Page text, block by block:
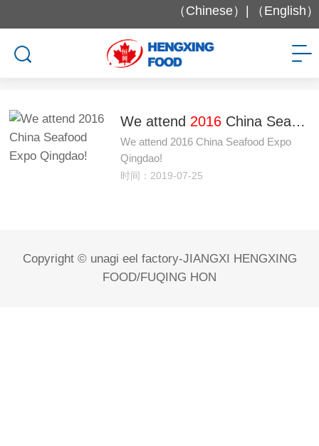
（Chinese）| （English）
站内搜索
We attend 2016China Seafood Expo Qingdao!
We attend 2016 China Seafood Expo
Qingdao!
时间：2019-07-25
Copyright © unagi eel factory-JIANGXI HENGXING
FOOD/FUQING HON